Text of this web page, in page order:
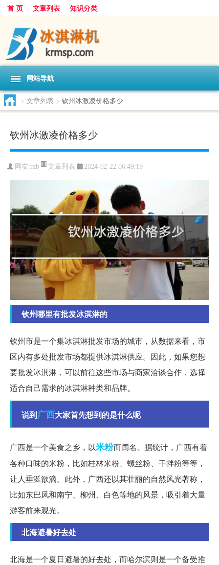
首 页 文章列表 知识分类
网站导航
> 文章列表 > 钦州冰激凌价格多少
钦州冰激凌价格多少
网友:rzb 文章列表 2024-02-22 06:49:19
钦州哪里有批发冰淇淋的
钦州市是一个集冰淇淋批发市场的城市，从数据来看，市
区内有多处批发市场都提供冰淇淋供应。因此，如果您想
要批发冰淇淋，可以前往这些市场与商家洽谈合作，选择
适合自己需求的冰淇淋种类和品牌。
说到广西大家首先想到的是什么呢
广西是一个美食之乡，以米粉而闻名。据统计，广西有着
各种口味的米粉，比如桂林米粉、螺丝粉、干拌粉等等，
让人垂涎欲滴。此外，广西还以其壮丽的自然风光著称，
比如东巴凤和南宁、柳州、白色等地的风景，吸引着大量
游客前来观光。
北海避暑好去处
北海是一个夏日避暑的好去处，而哈尔滨则是一个备受推